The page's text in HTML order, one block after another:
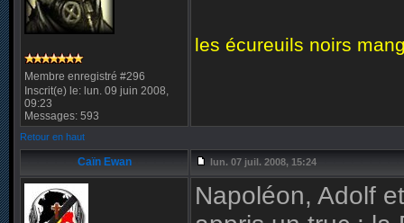
Membre enregistré #296
Inscrit(e) le: lun. 09 juin 2008,
09:23
Messages: 593
les écureuils noirs
Retour en haut
Caïn Ewan lun. 07 juil. 2008, 15:24
Napoléon, Adolf